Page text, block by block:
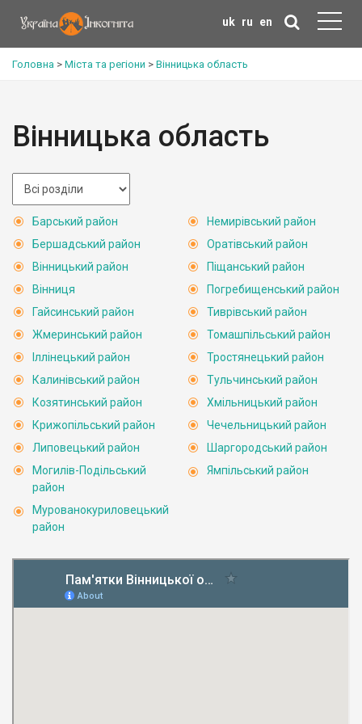
uk ru en
Головна > Міста та регіони > Вінницька область
Вінницька область
Барський район
Бершадський район
Вінницький район
Вінниця
Гайсинський район
Жмеринський район
Іллінецький район
Калинівський район
Козятинський район
Крижопільський район
Липовецький район
Могилів-Подільський
район
Мурованокуриловецький
район
Немирівський район
Оратівський район
Піщанський район
Погребищенський район
Тиврівський район
Томашпільський район
Тростянецький район
Тульчинський район
Хмільницький район
Чечельницький район
Шаргородський район
Ямпільський район